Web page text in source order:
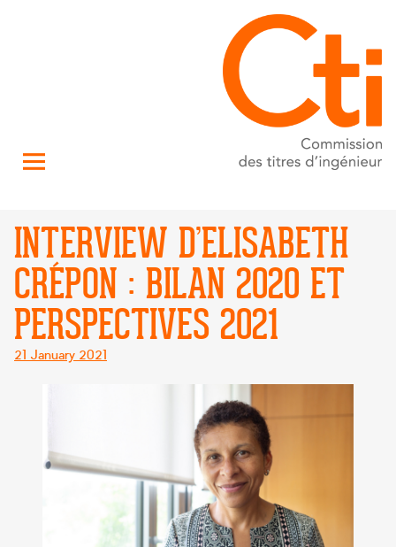
INTERVIEW D’ELISABETH
CRÉPON : BILAN 2020 ET
PERSPECTIVES 2021
Posted
21 January 2021